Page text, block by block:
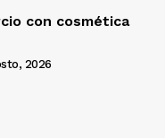
con cosmética
2026